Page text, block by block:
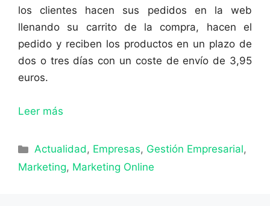
los clientes hacen sus pedidos en la web
llenando su carrito de la compra, hacen el
pedido y reciben los productos en un plazo de
dos o tres días con un coste de envío de 3,95
euros.
Leer más
Categorías
Actualidad, Empresas, Gestión Empresarial,
Marketing, Marketing Online